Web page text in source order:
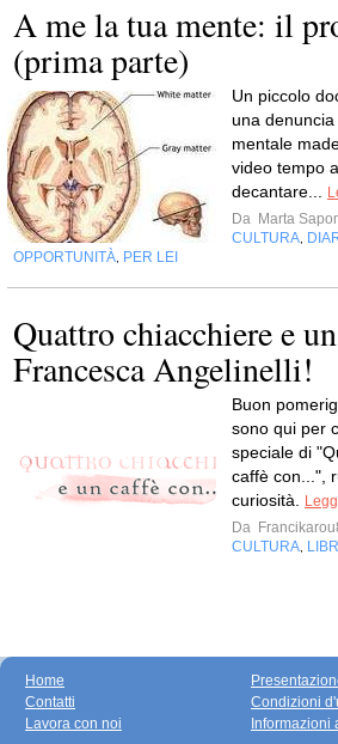
A me la tua mente: il
(prima parte)
Un piccolo
una
mentale
video tempo
decantare...
Da Marta
CULTURA
OPPORTUNITÀ PER LEI
Quattro chiacchiere e
Francesca Angelinelli!
Buon
sono qui per
speciale di
caffè con...",
curiosità.
Da
CULTURA LIBRI
Home
Contatti
Lavora con noi
Condizioni
Informazioni